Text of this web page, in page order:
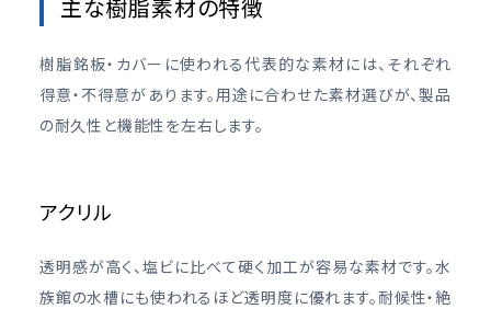
主な樹脂素材の特徴
樹脂銘板・カバーに使われる代表的な素材には、それぞれ
得意・不得意があります。用途に合わせた素材選びが、製品
の耐久性と機能性を左右します。
アクリル
透明感が高く、塩ビに比べて硬く加工が容易な素材です。水
族館の水槽にも使われるほど透明度に優れます。耐候性・絶